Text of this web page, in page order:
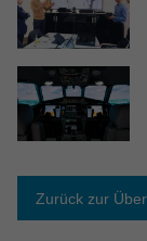
Zurück zur
EVENT //